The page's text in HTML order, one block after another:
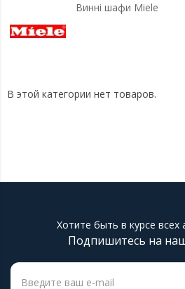
Винні шафи Miele
В этой категории нет товаров.
Хотите быть в курсе всех
Подпишитесь на